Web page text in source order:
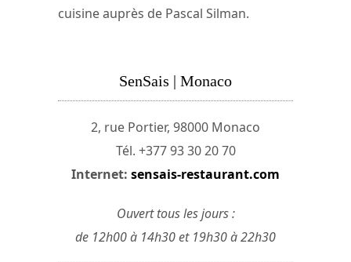
cuisine auprès de Pascal Silman.
SenSais | Monaco
2, rue Portier, 98000 Monaco
Tél. +377 93 30 20 70
Internet: sensais-restaurant.com
Ouvert tous les jours :
de 12h00 à 14h30 et 19h30 à 22h30